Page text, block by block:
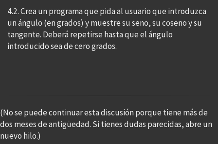
4.2. Crea un programa que pida al usuario que introduzca
un ángulo (en grados) y muestre su seno, su coseno y su
tangente. Deberá repetirse hasta que el ángulo
introducido sea de cero grados.
(No se puede continuar esta discusión porque tiene más de
dos meses de antigüedad. Si tienes dudas parecidas, abre un
nuevo hilo.)